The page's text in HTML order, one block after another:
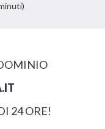
24 ORE!